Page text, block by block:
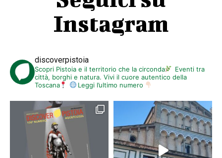
Instagram
discoverpistoia
Scopri Pistoia e il territorio che la circonda
Eventi tra
città, borghi e natura. Vivi il cuore autentico della
Toscana
Leggi l’ultimo numero